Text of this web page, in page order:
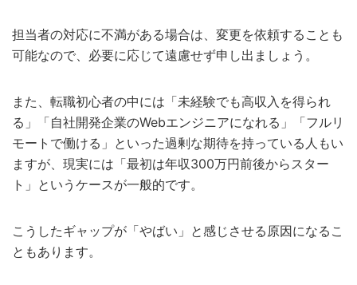
担当者の対応に不満がある場合は、変更を依頼することも
可能なので、必要に応じて遠慮せず申し出ましょう。
また、転職初心者の中には「未経験でも高収入を得られ
る」「自社開発企業のWebエンジニアになれる」「フルリ
モートで働ける」といった過剰な期待を持っている人もい
ますが、現実には「最初は年収300万円前後からスター
ト」というケースが一般的です。
こうしたギャップが「やばい」と感じさせる原因になるこ
ともあります。